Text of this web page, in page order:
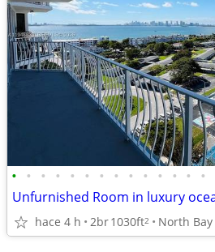
• • • • • • • • • • • • • •
hace 4 h 2br1030ft2 North